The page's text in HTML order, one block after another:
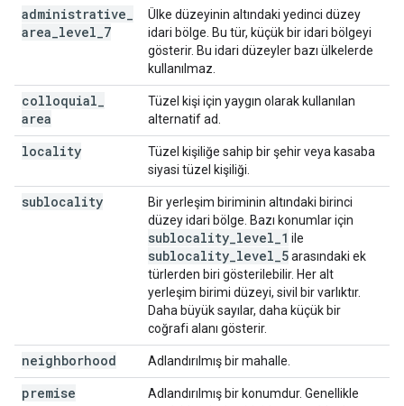
administrative
area level 7
Ülke düzeyinin altındaki yedinci düzey
idari bölge. Bu tür, küçük bir idari bölgeyi
gösterir. Bu idari düzeyler bazı ülkelerde
kullanılmaz.
colloquial
area
Tüzel kişi için yaygın olarak kullanılan
alternatif ad.
locality
Tüzel kişiliğe sahip bir şehir veya kasaba
siyasi tüzel kişiliği.
sublocality
Bir yerleşim biriminin altındaki birinci
düzey idari bölge. Bazı konumlar için
sublocality level 1 ile
sublocality level 5arasındaki ek
türlerden biri gösterilebilir. Her alt
yerleşim birimi düzeyi, sivil bir varlıktır.
Daha büyük sayılar, daha küçük bir
coğrafi alanı gösterir.
neighborhood Adlandırılmış bir mahalle.
premise
Adlandırılmış bir konumdur. Genellikle